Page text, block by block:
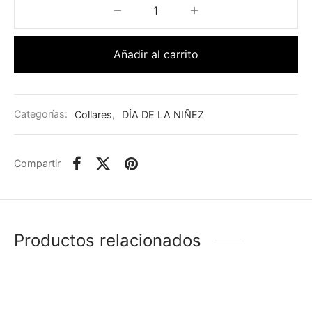
Añadir al carrito
Categorías: Collares, DÍA DE LA NIÑEZ
Compartir
Productos relacionados